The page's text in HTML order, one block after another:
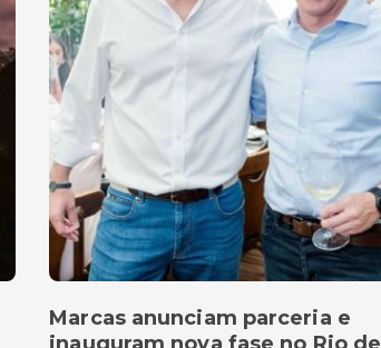
Marcas anunciam parceria e